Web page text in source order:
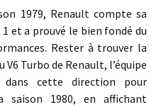
Renault compte sa
et a prouvé le bien fondé du
Rester à trouver la
Turbo de Renault, l’équipe
cette direction pour
saison 1980, en affichant